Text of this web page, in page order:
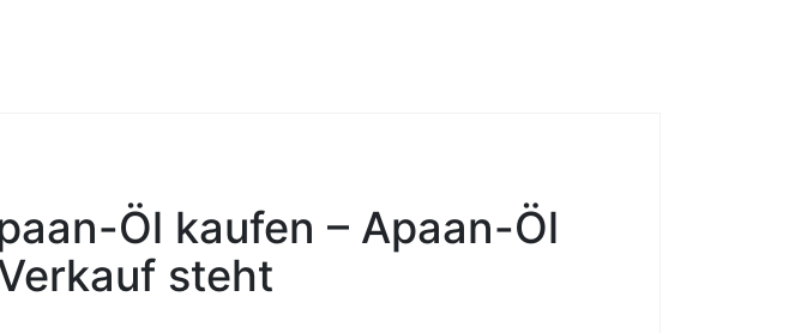
Öl kaufen – Apaan-Öl
steht